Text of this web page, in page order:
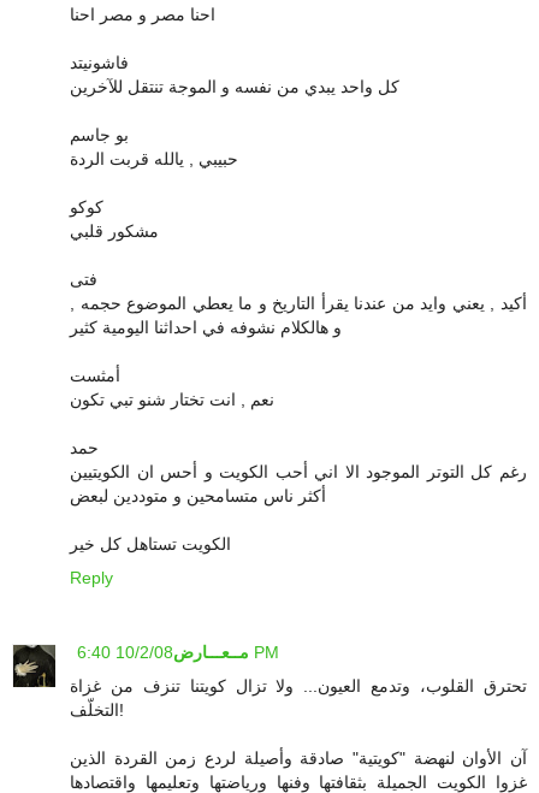
احنا مصر و مصر احنا
فاشونيتد
كل واحد يبدي من نفسه و الموجة تنتقل للآخرين
بو جاسم
حبيبي , يالله قربت الردة
كوكو
مشكور قلبي
فتى
أكيد , يعني وايد من عندنا يقرأ التاريخ و ما يعطي الموضوع حجمه ,
و هالكلام نشوفه في احداثنا اليومية كثير
أمثست
نعم , انت تختار شنو تبي تكون
حمد
رغم كل التوتر الموجود الا اني أحب الكويت و أحس ان الكويتيين
أكثر ناس متسامحين و متوددين لبعض
الكويت تستاهل كل خير
Reply
مــعـــارض 10/2/08 6:40 PM
تحترق القلوب، وتدمع العيون... ولا تزال كويتنا تنزف من غزاة
التخلّف!
آن الأوان لنهضة "كويتية" صادقة وأصيلة لردع زمن القردة الذين
غزوا الكويت الجميلة بثقافتها وفنها ورياضتها وتعليمها واقتصادها